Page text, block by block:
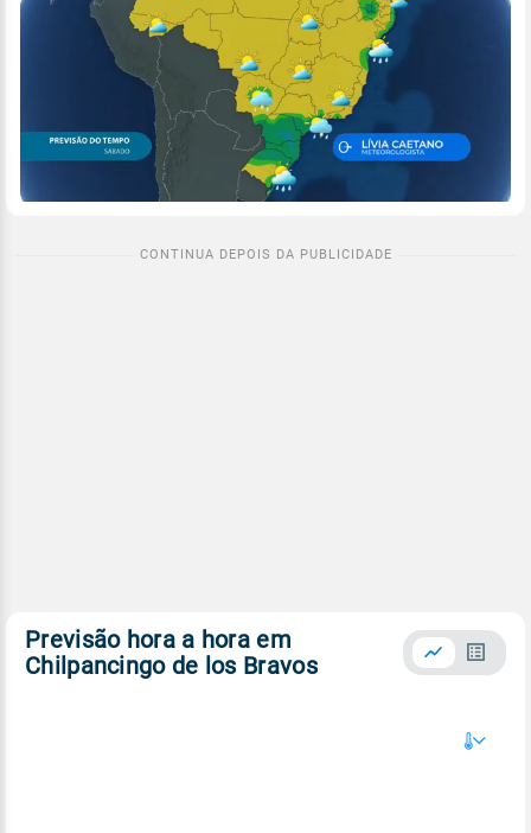
Previsão hora a hora em
Chilpancingo de los Bravos